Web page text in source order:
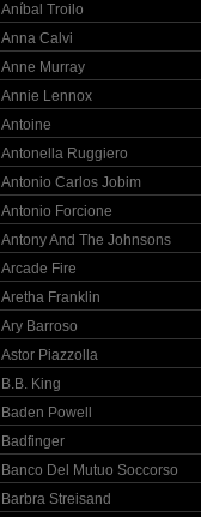
Aníbal Troilo
Anna Calvi
Anne Murray
Annie Lennox
Antoine
Antonella Ruggiero
Antonio Carlos Jobim
Antonio Forcione
Antony And The Johnsons
Arcade Fire
Aretha Franklin
Ary Barroso
Astor Piazzolla
B.B. King
Baden Powell
Badfinger
Banco Del Mutuo Soccorso
Barbra Streisand